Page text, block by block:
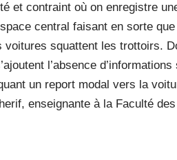
et contraint où on enregistre
central faisant en sorte
squattent les trottoirs.
l’absence d’informations
un report modal vers la
enseignante à la Faculté